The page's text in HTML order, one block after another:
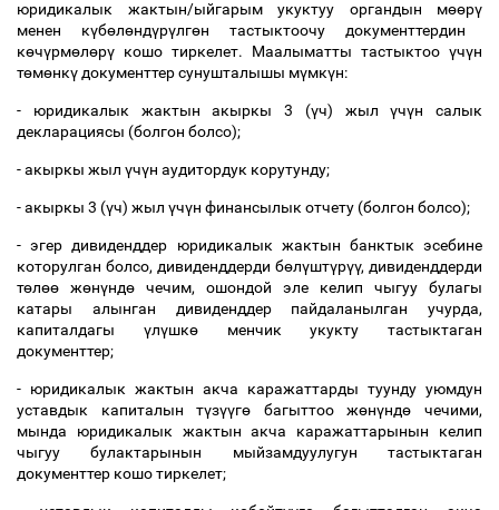
юридикалык жактын/ыйгарым укуктуу органдын мөөрү
менен күбөлөндүрүлгөн тастыктоочу документтердин
көчүрмөлөрү кошо тиркелет. Маалыматты тастыктоо үчүн
төмөнкү документтер сунушталышы мүмкүн:
- юридикалык жактын акыркы 3 (үч) жылүчүн салык
декларациясы (болгон болсо);
- акыркы жыл үчүн аудитордук корутунду;
- акыркы 3 (үч) жыл үчүн финансылык отчету (болгон болсо);
- эгер дивиденддер юридикалык жактын банктык эсебине
которулган болсо, дивиденддерди бөлүштүрүү, дивиденддерди
төлөө жөнүндө чечим, ошондой эле келип чыгуу булагы
катары алынган дивиденддер пайдаланылган учурда,
капиталдагы үлүшкөменчик укукту тастыктаган
документтер;
- юридикалык жактын акча каражаттарды туунду уюмдун
уставдык капиталын түзүүгө багыттоо жөнүндө чечими,
мында юридикалык жактын акча каражаттарынын келип
чыгуу булактарынын мыйзамдуулугун тастыктаган
документтер кошо тиркелет;